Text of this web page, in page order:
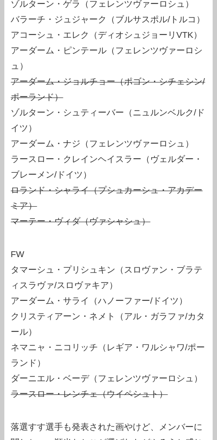
ゾルターン・ゲラ（フェレンツヴァーロシュ）
バラーチ・ジュジャーク（ブルサスポル/トルコ）
アコーシュ・エレク（ディオシュジョーリVTK）
アーダーム・ピンテール（フェレンツヴァーロシ
ュ）
アーダーム・ジョルチョー（ポゴン・シチェシン/
ポーランド）
ゾルターン・シュティーバー（ニュルンベルク/ド
イツ）
アーダーム・ナジ（フェレンツヴァーロシュ）
ラースロー・クレインヘイスラー（ヴェルダー・
ブレーメン/ドイツ）
ロランド・シャライ（プシュカーシュ・アカデー
ミア）
マーテー・ヴィダ（ヴァシャシュ）
FW
タマーシュ・プリシュキン（スロヴァン・ブラテ
ィスラヴァ/スロヴァキア）
アーダーム・サライ（ハノーファー/ドイツ）
クリスティアーン・ネメト（アル・ガラファ/カタ
ール）
ネマニャ・ニコリッチ（レギア・ワルシャワ/ポー
ランド）
ダーニエル・ベーデ（フェレンツヴァーロシュ）
ラースロー・レンチェ（ウイペシュト）
落選すす選手も発表された画やけど、メンバーに